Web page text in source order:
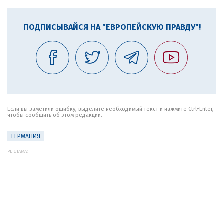
ПОДПИСЫВАЙСЯ НА "ЕВРОПЕЙСКУЮ ПРАВДУ"!
Если вы заметили ошибку, выделите необходимый текст и нажмите Ctrl+Enter,
чтобы сообщить об этом редакции.
ГЕРМАНИЯ
РЕКЛАМА: